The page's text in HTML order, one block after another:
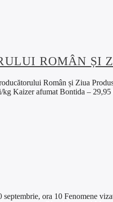
ROMÂN ȘI
Român și Ziua
kg Kaizer afumat Bontida –
ora 10 Fenomene